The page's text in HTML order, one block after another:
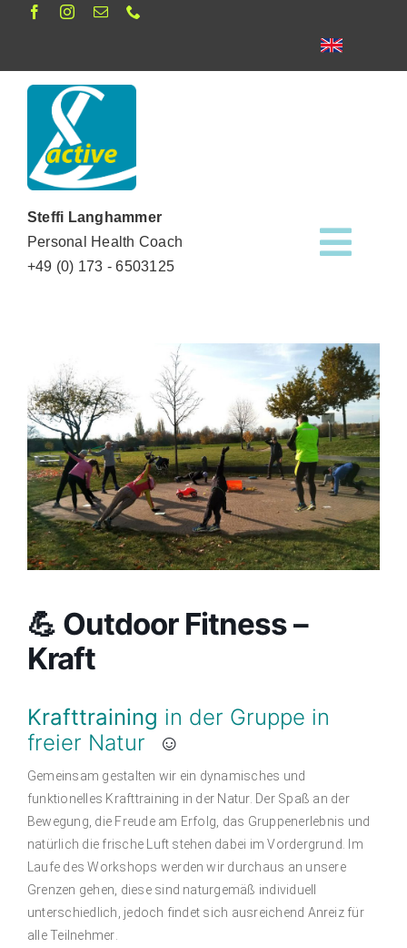
Steffi Langhammer
Personal Health Coach
+49 (0) 173 - 6503125
News
Angebot
NaturZEIT
Steffi
Referenzen
💪 Outdoor Fitness –
Kraft
Krafttraining in der Gruppe in
freier Natur
☺
Gemeinsam gestalten wir ein dynamisches und
funktionelles Krafttraining in der Natur. Der Spaß an der
Bewegung, die Freude am Erfolg, das Gruppenerlebnis und
natürlich die frische Luft stehen dabei im Vordergrund. Im
Laufe des Workshops werden wir durchaus an unsere
Grenzen gehen, diese sind naturgemäß individuell
unterschiedlich, jedoch findet sich ausreichend Anreiz für
alle Teilnehmer.